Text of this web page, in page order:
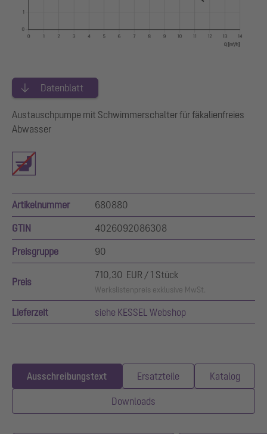
Datenblatt
Austauschpumpe mit Schwimmerschalter für fäkalienfreies
Abwasser
Artikelnummer 680880
GTIN 4026092086308
Preisgruppe 90
Preis
710,30 EUR / 1 Stück
Werkslistenpreis exklusive MwSt.
Lieferzeit siehe KESSEL Webshop
Ausschreibungstext Ersatzteile Katalog
Downloads